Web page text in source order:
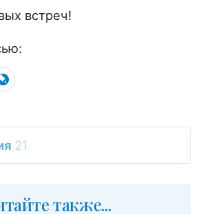
встреч!
21
также...